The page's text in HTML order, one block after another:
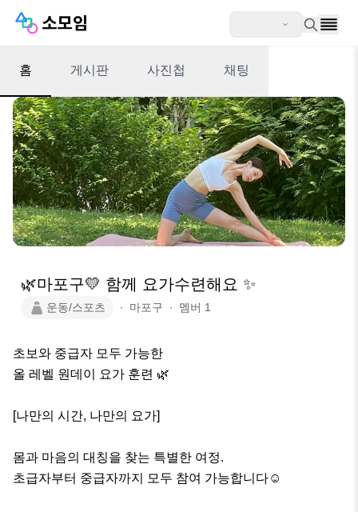
홈 게시판 사진첩 채팅
🌿마포구💛 함께 요가수련해요 ✨
운동/스포츠 ∙ 마포구 ∙ 멤버 1
초보와 중급자 모두 가능한
올 레벨 원데이 요가 훈련 🌿
[나만의 시간, 나만의 요가]
몸과 마음의 대칭을 찾는 특별한 여정.
초급자부터 중급자까지 모두 참여 가능합니다☺️